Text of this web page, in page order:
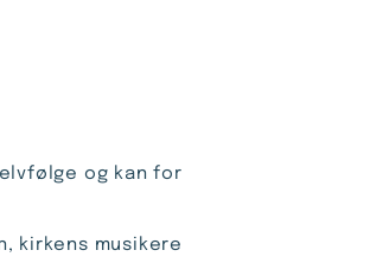
og kan for
kirkens musikere